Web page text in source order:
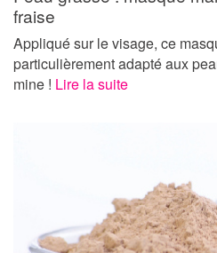
fraise
Appliqué sur le visage, ce
particulièrement adapté aux
mine ! Lire la suite